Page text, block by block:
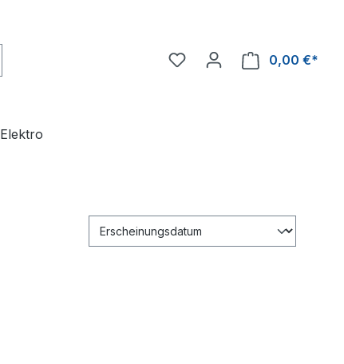
0,00 €*
Elektro